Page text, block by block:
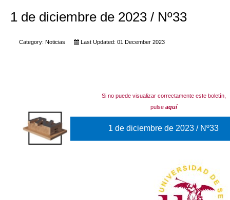
1 de diciembre de 2023 / Nº33
Category: Noticias Last Updated: 01 December 2023
Si no puede visualizar correctamente este boletín,
pulse aquí
1 de diciembre de 2023 / Nº33